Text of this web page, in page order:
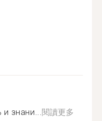
и знани...閱讀更多